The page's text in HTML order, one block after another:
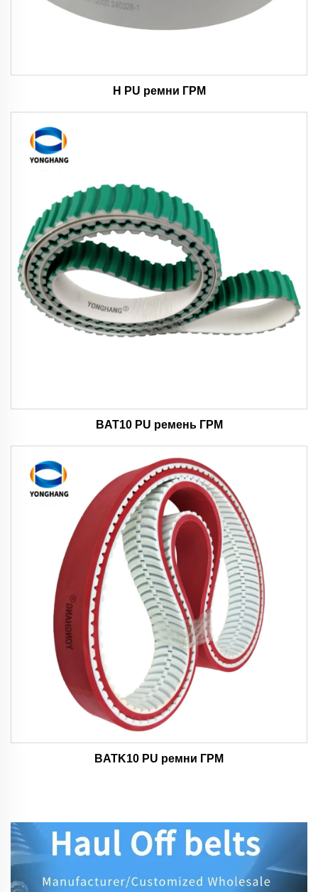
H PU ремни ГРМ
BAT10 PU ремень ГРМ
BATK10 PU ремни ГРМ